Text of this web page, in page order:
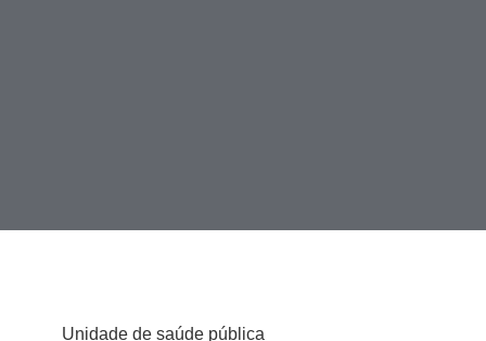
Unidade de saúde pública